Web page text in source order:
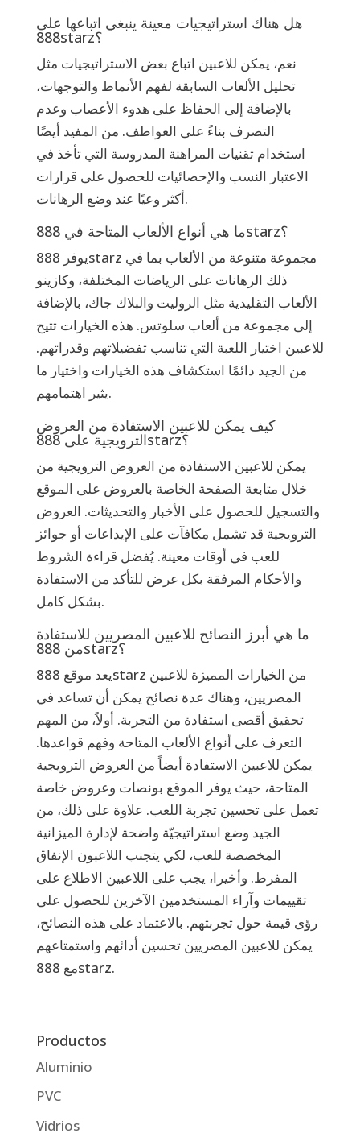
هل هناك استراتيجيات معينة ينبغي اتباعها على
888starz؟
نعم، يمكن للاعبين اتباع بعض الاستراتيجيات مثل
تحليل الألعاب السابقة لفهم الأنماط والتوجهات،
بالإضافة إلى الحفاظ على هدوء الأعصاب وعدم
التصرف بناءً على العواطف. من المفيد أيضًا
استخدام تقنيات المراهنة المدروسة التي تأخذ في
الاعتبار النسب والإحصائيات للحصول على قرارات
أكثر وعيًا عند وضع الرهانات.
ما هي أنواع الألعاب المتاحة في 888starz؟
يوفر 888starz مجموعة متنوعة من الألعاب بما في
ذلك الرهانات على الرياضات المختلفة، وكازينو
الألعاب التقليدية مثل الروليت والبلاك جاك، بالإضافة
إلى مجموعة من ألعاب سلوتس. هذه الخيارات تتيح
للاعبين اختيار اللعبة التي تناسب تفضيلاتهم وقدراتهم.
من الجيد دائمًا استكشاف هذه الخيارات واختيار ما
يثير اهتمامهم.
كيف يمكن للاعبين الاستفادة من العروض
الترويجية على 888starz؟
يمكن للاعبين الاستفادة من العروض الترويجية من
خلال متابعة الصفحة الخاصة بالعروض على الموقع
والتسجيل للحصول على الأخبار والتحديثات. العروض
الترويجية قد تشمل مكافآت على الإيداعات أو جوائز
للعب في أوقات معينة. يُفضل قراءة الشروط
والأحكام المرفقة بكل عرض للتأكد من الاستفادة
بشكل كامل.
ما هي أبرز النصائح للاعبين المصريين للاستفادة
من 888starz؟
يعد موقع 888starz من الخيارات المميزة للاعبين
المصريين، وهناك عدة نصائح يمكن أن تساعد في
تحقيق أقصى استفادة من التجربة. أولاً، من المهم
التعرف على أنواع الألعاب المتاحة وفهم قواعدها.
يمكن للاعبين الاستفادة أيضاً من العروض الترويجية
المتاحة، حيث يوفر الموقع بونصات وعروض خاصة
تعمل على تحسين تجربة اللعب. علاوة على ذلك، من
الجيد وضع استراتيجيّة واضحة لإدارة الميزانية
المخصصة للعب، لكي يتجنب اللاعبون الإنفاق
المفرط. وأخيرا، يجب على اللاعبين الاطلاع على
تقييمات وآراء المستخدمين الآخرين للحصول على
رؤى قيمة حول تجربتهم. بالاعتماد على هذه النصائح،
يمكن للاعبين المصريين تحسين أدائهم واستمتاعهم
مع 888starz.
Productos
Aluminio
PVC
Vidrios